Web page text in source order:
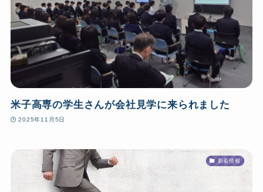
米子高専の学生さんが会社見学に来られました
2025年11月5日
新着情報